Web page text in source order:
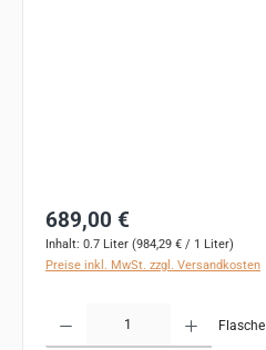
Regulärer Preis:
689,00 €
Inhalt: 0.7 Liter (984,29 € / 1 Liter)
Preise inkl. MwSt. zzgl. Versandkosten
Flasche